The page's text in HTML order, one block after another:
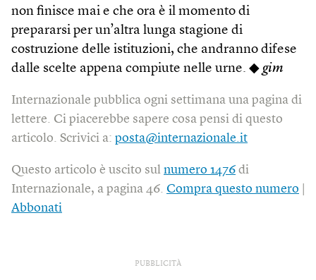
non finisce mai e che ora è il momento di
prepararsi per un’altra lunga stagione di
costruzione delle istituzioni, che andranno difese
dalle scelte appena compiute nelle urne. ◆ gim
Internazionale pubblica ogni settimana una pagina di
lettere. Ci piacerebbe sapere cosa pensi di questo
articolo. Scrivici a: posta@internazionale.it
Questo articolo è uscito sul numero 1476 di
Internazionale, a pagina 46. Compra questo numero
Abbonati
PUBBLICITÀ